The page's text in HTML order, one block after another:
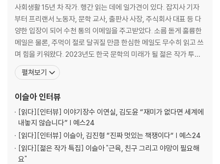
눈 밝은 어느 독자를 생각하며
인터뷰하는 마음
깊게 듣는 사람
슬픔을 모르는 수장들
누구나 반드시 소수자가 된다
서로 다른 운동이 만나는 순간
당연하지 않은 부모
가릴 수 없는 말들
3부 반복하고 싶지 않은 것의 목록
쓰레기로 이루어진 언덕과 바다에서
산불을 바라보며
사회생활 15년 차 작가. 행간 읽는 데에 일가견이 있다. 잡지사 기자
부터 프리랜서 노동자, 문학 교사, 출판사 사장, 주식회사 대표 등 다
양한 입장이 되어 수천 통의 이메일을 주고받았다. 소름 돋게 훌륭한
메일은 물론, 주먹이 절로 달궈질 만큼 한심한 메일도 무수히 읽고 쓰
며 힘을 키워왔다. 2023년도 한국 문학의 미래가 될 젊은 작가 투표
에서 1위 하였다. 어지간한 싸움은 요리조리 피해 가는 어머니의 지혜
로운 비겁함과 극도의 효율을 향해 달리는 아버지의 성실한 세속성을
부대끼며 문장력을 갈고닦았다.
펼쳐보기
이슬아인터뷰
[읽다][인터뷰] 이야기장수 이연실, 김도윤 “재미가 없다면 세계에
내놓지 않습니다” | 예스24
[읽다][인터뷰] 이슬아, 김진형 “진짜 멋있는 책쟁이다“ | 예스24
[읽다][젊은 작가 특집] 이슬아 "근육, 친구 그리고 야망이 필요해
요"